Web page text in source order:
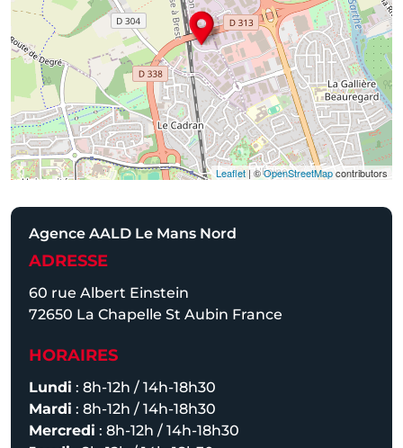
Leaflet | ©OpenStreetMapcontributors
Agence AALD Le Mans Nord
ADRESSE
60 rue Albert Einstein
72650 La Chapelle St Aubin France
HORAIRES
Lundi : 8h-12h / 14h-18h30
Mardi : 8h-12h / 14h-18h30
Mercredi : 8h-12h / 14h-18h30